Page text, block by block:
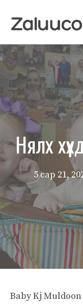
Нялх
5 сар 21,
Baby Kj Muldoon нь